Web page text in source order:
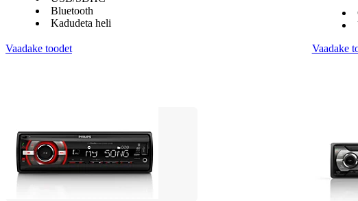
Bluetooth
Kadudeta heli
Vaadake toodet
Vaadake